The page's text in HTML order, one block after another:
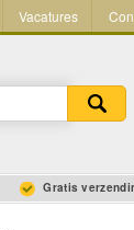
Vacatures
Gratis